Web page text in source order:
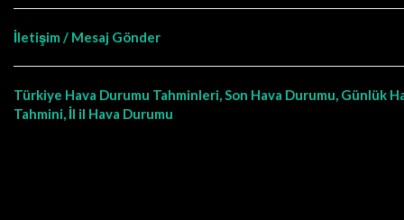
İletişim / Mesaj Gönder
Türkiye Hava Durumu Tahminleri, Son Hava Durumu, Günlük
Tahmini, İl il Hava Durumu